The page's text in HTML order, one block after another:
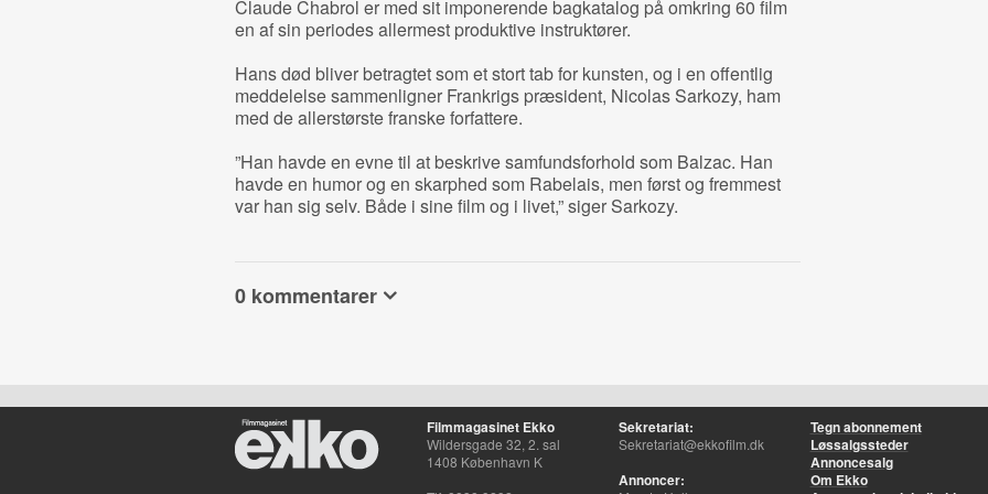
Claude Chabrol er med sit imponerende bagkatalog på omkring 60 film
en af sin periodes allermest produktive instruktører.
Hans død bliver betragtet som et stort tab for kunsten, og i en offentlig
meddelelse sammenligner Frankrigs præsident, Nicolas Sarkozy, ham
med de allerstørste franske forfattere.
”Han havde en evne til at beskrive samfundsforhold som Balzac. Han
havde en humor og en skarphed som Rabelais, men først og fremmest
var han sig selv. Både i sine film og i livet,” siger Sarkozy.
0 kommentarer
Filmmagasinet Ekko
Wildersgade 32, 2. sal
1408 København K
Sekretariat:
Sekretariat@ekkofilm.dk
Annoncer:
Tegn abonnement
Løssalgssteder
Annoncesalg
Om Ekko